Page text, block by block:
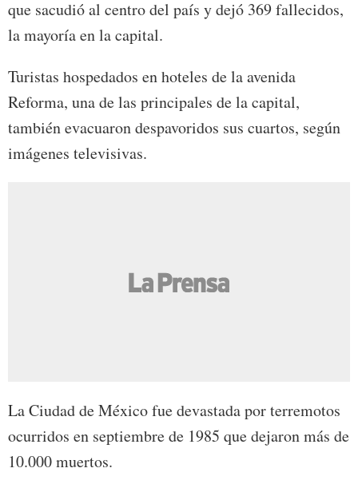
que sacudió al centro del país y dejó 369 fallecidos,
la mayoría en la capital.
Turistas hospedados en hoteles de la avenida
Reforma, una de las principales de la capital,
también evacuaron despavoridos sus cuartos, según
imágenes televisivas.
La Ciudad de México fue devastada por terremotos
ocurridos en septiembre de 1985 que dejaron más de
10.000 muertos.